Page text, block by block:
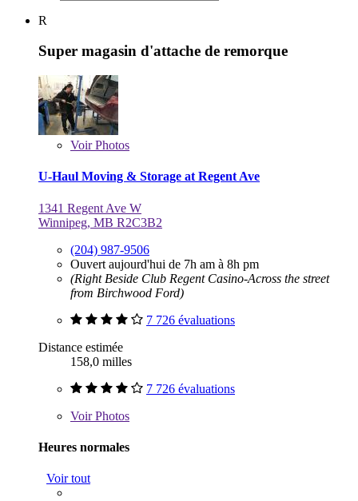
R
Super magasin d'attache de remorque
VoirPhotos
U-Haul Moving & Storage at Regent Ave
1341 Regent Ave W
Winnipeg, MB R2C3B2
(204) 987-9506
Ouvert aujourd'hui de 7h am à 8h pm
(Right Beside Club Regent Casino-Across the street
from Birchwood Ford)
7 726 évaluations
Distance estimée
158,0 milles
7 726 évaluations
VoirPhotos
Heures normales
Voir tout